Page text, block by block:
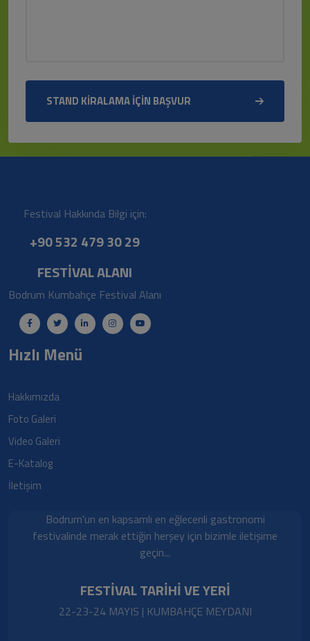
STAND KİRALAMA İÇİN BAŞVUR
Festival Hakkında Bilgi için:
+90 532 479 30 29
FESTİVAL ALANI
Bodrum Kumbahçe Festival Alanı
Hızlı Menü
Hakkımızda
Foto Galeri
Video Galeri
E-Katalog
İletişim
Bodrum'un en kapsamlı en eğlecenli gastronomi
festivalinde merak ettiğin herşey için bizimle iletişime
geçin...
FESTİVAL TARİHİ VE YERİ
22-23-24 MAYIS | KUMBAHÇE MEYDANI